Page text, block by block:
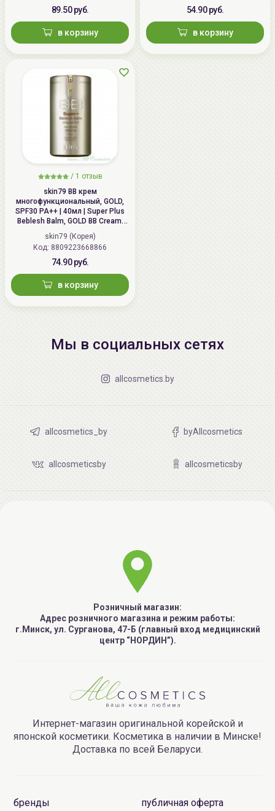
89.50 руб.
в корзину
54.90 руб.
в корзину
/ 1 отзыв
skin79 ВВ крем
многофункциональный, GOLD,
SPF30 PA++ | 40мл | Super Plus
Beblesh Balm, GOLD BB Cream,
SPF30 PA++
skin79 (Корея)
Код: 8809223668866
74.90 руб.
в корзину
Мы в социальных сетях
allcosmetics.by
allcosmetics_by byAllcosmetics
allcosmeticsby allcosmeticsby
Розничный магазин:
Адрес розничного магазина и режим работы:
г.Минск, ул. Сурганова, 47-Б (главный вход медицинский
центр “НОРДИН”).
Интернет-магазин оригинальной корейской и
японской косметики. Косметика в наличии в Минске!
Доставка по всей Беларуси.
бренды
публичная оферта